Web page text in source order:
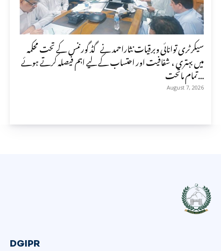
سیکرٹری توانائی وبرقیات نثاراحمد نے گڈ گورننس کے تحت محکمہ
میں بہتری ، شفافیت اور احتساب کے لیے اہم فیصلہ کرتے ہوئے
تمام ماتحت...
August 7, 2026
DGIPR